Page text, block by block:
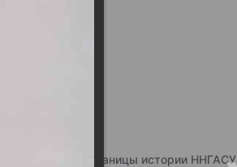
Страницы истории ННГАСУ